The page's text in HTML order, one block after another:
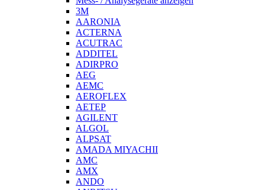
3M
AARONIA
ACTERNA
ACUTRAC
ADDITEL
ADIRPRO
AEG
AEMC
AEROFLEX
AETEP
AGILENT
ALGOL
ALPSAT
AMADA MIYACHII
AMC
AMX
ANDO